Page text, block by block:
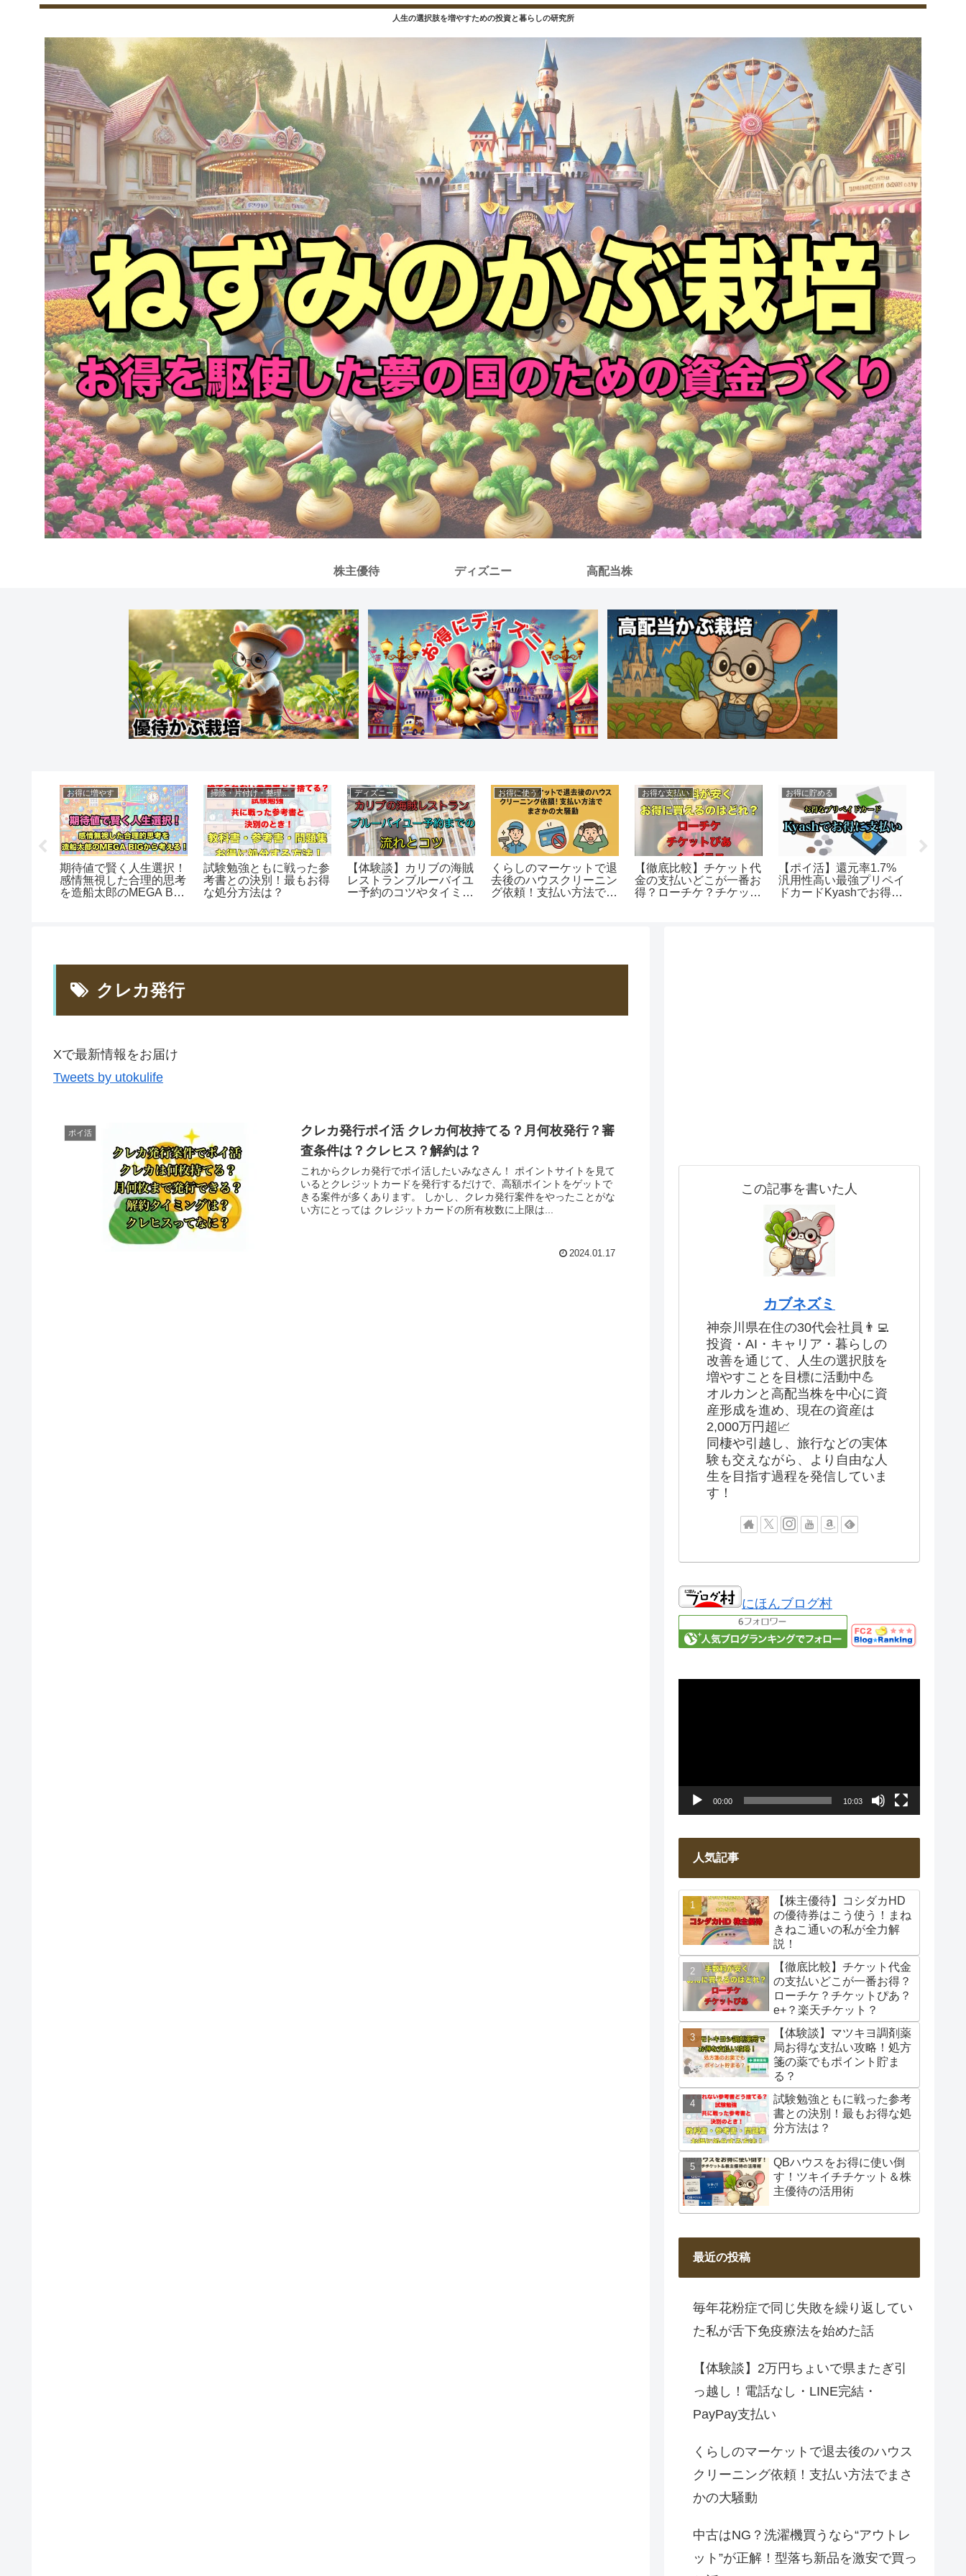
人生の選択肢を増やすための投資と暮らしの研究所
株主優待 ディズニー 高配当株
お得に増やす
期待値で賢く人生選択！
感情無視した合理的思考
を造船太郎のMEGA BIG
掃除・片付け・整理整頓
試験勉強ともに戦った参
考書との決別！最もお得
な処分方法は？
ディズニー
【体験談】カリブの海賊
レストランブルーバイユ
ー予約のコツやタイミン
お得に使う
くらしのマーケットで退
去後のハウスクリーニン
グ依頼！支払い方法でま
お得な支払い
【徹底比較】チケット代
金の支払いどこが一番お
得？ローチケ？チケット
お得に貯める
【ポイ活】還元率1.7%
汎用性高い最強プリペイ
ドカードKyashでお得に
クレカ発行
Xで最新情報をお届け
Tweets by utokulife
ポイ活
クレカ発行ポイ活 クレカ何枚持てる？月何枚発行？審
査条件は？クレヒス？解約は？
これからクレカ発行でポイ活したいみなさん！ ポイントサイトを見て
いるとクレジットカードを発行するだけで、高額ポイントをゲットで
きる案件が多くあります。 しかし、クレカ発行案件をやったことがな
い方にとっては クレジットカードの所有枚数に上限は...
2024.01.17
この記事を書いた人
カブネズミ
神奈川県在住の30代会社員👨‍💻
投資・AI・キャリア・暮らしの
改善を通じて、人生の選択肢を
増やすことを目標に活動中💪
オルカンと高配当株を中心に資
産形成を進め、現在の資産は
2,000万円超📈
同棲や引越し、旅行などの実体
験も交えながら、より自由な人
生を目指す過程を発信していま
す！
にほんブログ村
00:00 10:03
人気記事
【株主優待】コシダカHD
の優待券はこう使う！まね
きねこ通いの私が全力解
説！
【徹底比較】チケット代金
の支払いどこが一番お得？
ローチケ？チケットぴあ？
e+？楽天チケット？
【体験談】マツキヨ調剤薬
局お得な支払い攻略！処方
箋の薬でもポイント貯ま
る？
試験勉強ともに戦った参考
書との決別！最もお得な処
分方法は？
QBハウスをお得に使い倒
す！ツキイチチケット＆株
主優待の活用術
最近の投稿
毎年花粉症で同じ失敗を繰り返してい
た私が舌下免疫療法を始めた話
【体験談】2万円ちょいで県またぎ引
っ越し！電話なし・LINE完結・
PayPay支払い
くらしのマーケットで退去後のハウス
クリーニング依頼！支払い方法でまさ
かの大騒動
中古はNG？洗濯機買うなら“アウトレ
ット”が正解！型落ち新品を激安で買っ